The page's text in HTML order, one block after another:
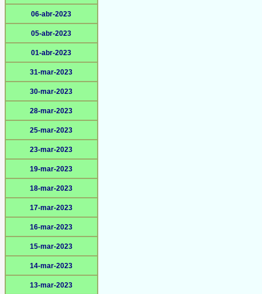
06-abr-2023
05-abr-2023
01-abr-2023
31-mar-2023
30-mar-2023
28-mar-2023
25-mar-2023
23-mar-2023
19-mar-2023
18-mar-2023
17-mar-2023
16-mar-2023
15-mar-2023
14-mar-2023
13-mar-2023